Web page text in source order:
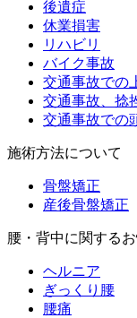
後遺症
休業損害
リハビリ
バイク事故
交通事故での
交通事故、捻
交通事故での
施術方法について
骨盤矯正
産後骨盤矯正
腰・背中に関する
ヘルニア
ぎっくり腰
腰痛